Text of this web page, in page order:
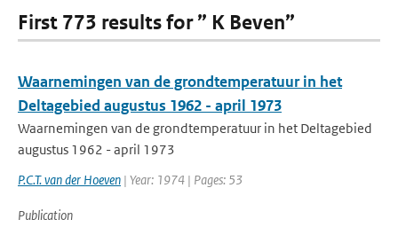
First 773 results for ” K Beven”
Waarnemingen van de grondtemperatuur in het
Deltagebied augustus 1962 - april 1973
Waarnemingen van de grondtemperatuur in het Deltagebied
augustus 1962 - april 1973
P.C.T. van der Hoeven | Year: 1974 | Pages: 53
Publication